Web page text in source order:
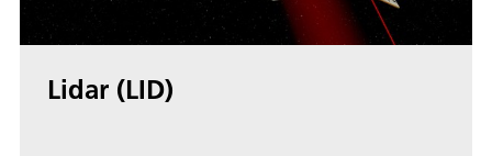
Lidar (LID)